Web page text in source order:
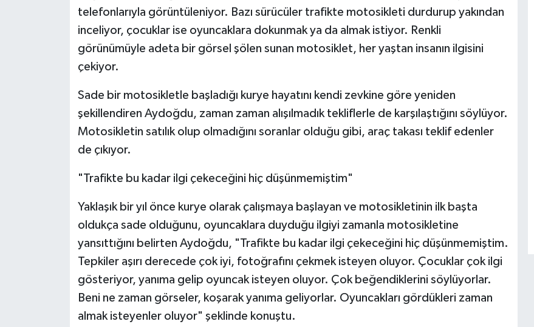
telefonlarıyla görüntüleniyor. Bazı sürücüler trafikte motosikleti durdurup yakından
inceliyor, çocuklar ise oyuncaklara dokunmak ya da almak istiyor. Renkli
görünümüyle adeta bir görsel şölen sunan motosiklet, her yaştan insanın ilgisini
çekiyor.
Sade bir motosikletle başladığı kurye hayatını kendi zevkine göre yeniden
şekillendiren Aydoğdu, zaman zaman alışılmadık tekliflerle de karşılaştığını söylüyor.
Motosikletin satılık olup olmadığını soranlar olduğu gibi, araç takası teklif edenler
de çıkıyor.
"Trafikte bu kadar ilgi çekeceğini hiç düşünmemiştim"
Yaklaşık bir yıl önce kurye olarak çalışmaya başlayan ve motosikletinin ilk başta
oldukça sade olduğunu, oyuncaklara duyduğu ilgiyi zamanla motosikletine
yansıttığını belirten Aydoğdu, "Trafikte bu kadar ilgi çekeceğini hiç düşünmemiştim.
Tepkiler aşırı derecede çok iyi, fotoğrafını çekmek isteyen oluyor. Çocuklar çok ilgi
gösteriyor, yanıma gelip oyuncak isteyen oluyor. Çok beğendiklerini söylüyorlar.
Beni ne zaman görseler, koşarak yanıma geliyorlar. Oyuncakları gördükleri zaman
almak isteyenler oluyor" şeklinde konuştu.